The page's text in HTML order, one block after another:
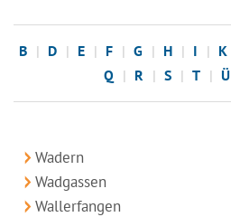
B D E F G H I K
Q
R S T Ü
Wadern
Wadgassen
Wallerfangen